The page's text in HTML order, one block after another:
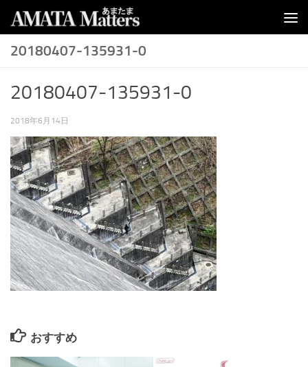
コンテンツへスキップ
20180407-135931-0
20180407-135931-0
2018年6月14日
おすすめ